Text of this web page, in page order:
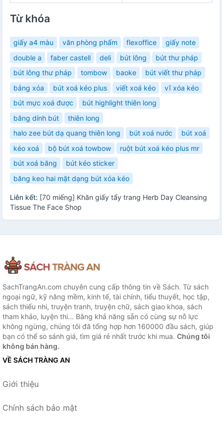
Từ khóa
giấy a4 màu văn phòng phẩm flexoffice
giấy note
double a
faber castell deli bút lông
bút thư pháp
bút lông thư pháp
tombow baoke
bút viết thư pháp
bảng xóa
bút xoá kéo plus viết xoá kéo
vĩ xóa kéo
bút mực xoá được
bút highlight thiên long
băng dính bút
thiên long
halo zee bút dạ quang thiên long
bút xoá nước
bút xoá
kéo xoá
bộ bút xoá towbow
ruột bút xoá kéo plus mr
bút xoá băng
bút kéo sticker
băng keo hai mặt dạng bút xóa kéo
Liên kết: [70 miếng] Khăn giấy tẩy trang Herb Day Cleansing
Tissue The Face Shop
SachTrangAn.com chuyên cung cấp thông tin về Sách. Từ sách
ngoại ngữ, kỹ năng mềm, kinh tế, tài chính, tiểu thuyết, học tập,
sách thiếu nhi, truyện tranh, truyện chữ, sách giao khoa, sách
tham khảo, luyện thi... Bằng khả năng sẵn có cùng sự nỗ lực
không ngừng, chúng tôi đã tổng hợp hơn 160000 đầu sách, giúp
bạn có thể so sánh giá, tìm giá rẻ nhất trước khi mua. Chúng tôi
không bán hàng.
VỀ SÁCH TRÀNG AN
Giới thiệu
Chính sách bảo mật